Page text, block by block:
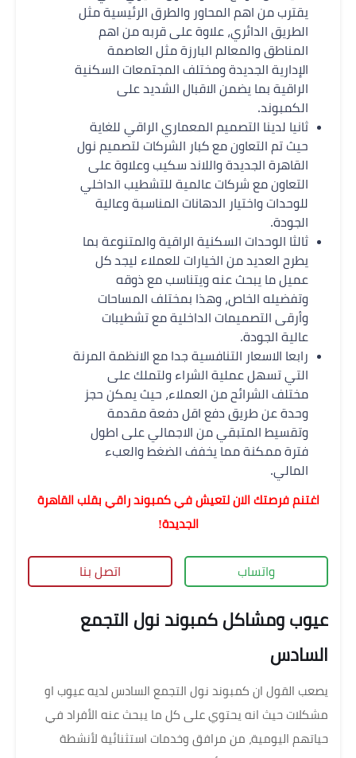
يقترب من اهم المحاور والطرق الرئيسية مثل
الطريق الدائري، علاوة على قربه من اهم
المناطق والمعالم البارزة مثل العاصمة
الإدارية الجديدة ومختلف المجتمعات السكنية
الراقية بما يضمن الاقبال الشديد على
الكمبوند.
ثانيا لدينا التصميم المعماري الراقي للغاية
حيث تم التعاون مع كبار الشركات لتصميم نول
القاهرة الجديدة واللاند سكيب وعلاوة على
التعاون مع شركات عالمية للتشطيب الداخلي
للوحدات واختيار الدهانات المناسبة وعالية
الجودة.
ثالثا الوحدات السكنية الراقية والمتنوعة بما
يطرح العديد من الخيارات للعملاء ليجد كل
عميل ما يبحث عنه ويتناسب مع ذوقه
وتفضيله الخاص، وهذا بمختلف المساحات
وأرقى التصميمات الداخلية مع تشطيبات
عالية الجودة.
رابعا الاسعار التنافسية جدا مع الانظمة المرنة
التي تسهل عملية الشراء ولتملك على
مختلف الشرائح من العملاء، حيث يمكن حجز
وحدة عن طريق دفع اقل دفعة مقدمة
وتقسيط المتبقي من الاجمالي على اطول
فترة ممكنة مما يخفف الضغط والعبء
المالي.
اغتنم فرصتك الان لتعيش في كمبوند راقي بقلب القاهرة
الجديدة!
واتساب اتصل بنا
عيوب ومشاكل كمبوند نول التجمع
السادس
يصعب القول ان كمبوند نول التجمع السادس لديه عيوب او
مشكلات حيث انه يحتوي على كل ما يبحث عنه الأفراد في
حياتهم اليومية، من مرافق وخدمات استثنائية لأنشطة